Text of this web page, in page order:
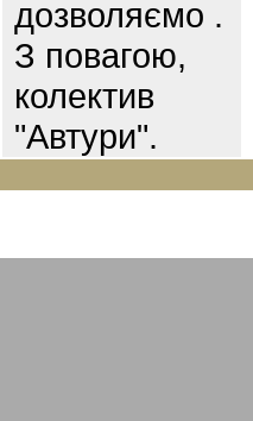
дозволяємо .
З повагою,
колектив
"Автури".